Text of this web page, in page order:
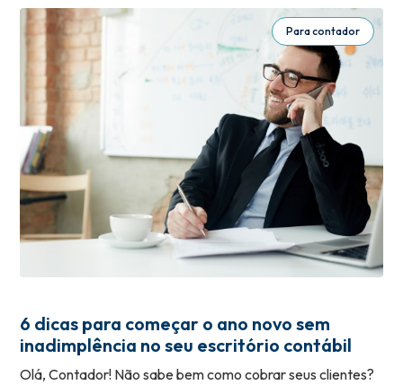
Para contador
6 dicas para começar o ano novo sem
inadimplência no seu escritório contábil
Olá, Contador! Não sabe bem como cobrar seus clientes?